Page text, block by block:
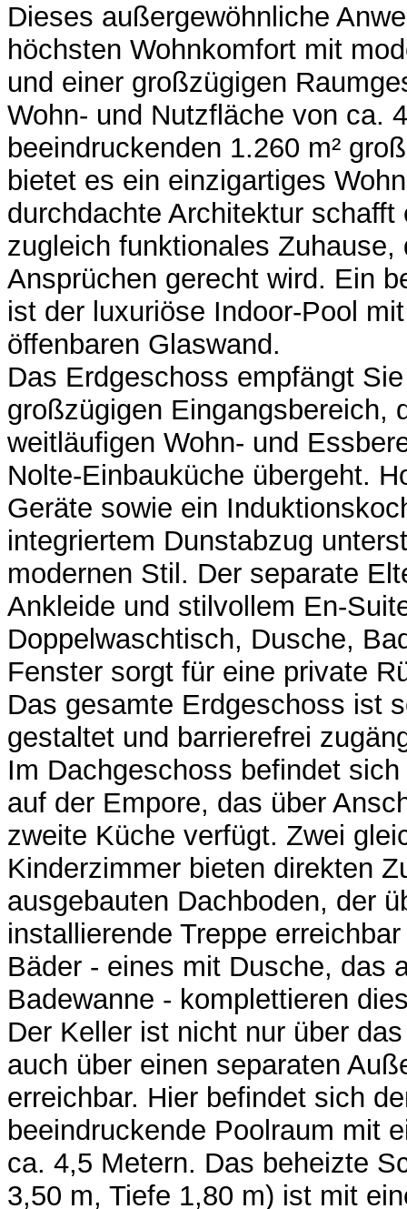
Dieses außergewöhnliche
höchsten Wohnkomfort mit
und einer großzügigen
Wohn- und Nutzfläche von ca.
beeindruckenden 1.260 m²
bietet es ein einzigartiges
durchdachte Architektur schafft
zugleich funktionales Zuhause,
Ansprüchen gerecht wird. Ein
ist der luxuriöse Indoor-Pool
öffenbaren Glaswand.
Das Erdgeschoss empfängt
großzügigen Eingangsbereich,
weitläufigen Wohn- und
Nolte-Einbauküche übergeht.
Geräte sowie ein
integriertem Dunstabzug
modernen Stil. Der separate
Ankleide und stilvollem En-
Doppelwaschtisch, Dusche,
Fenster sorgt für eine private
Das gesamte Erdgeschoss ist
gestaltet und barrierefrei
Im Dachgeschoss befindet
auf der Empore, das über
zweite Küche verfügt. Zwei
Kinderzimmer bieten direkten
ausgebauten Dachboden, der
installierende Treppe
Bäder - eines mit Dusche, das
Badewanne - komplettieren
Der Keller ist nicht nur über
auch über einen separaten
erreichbar. Hier befindet sich
beeindruckende Poolraum mit
ca. 4,5 Metern. Das beheizte
3,50 m, Tiefe 1,80 m) ist mit